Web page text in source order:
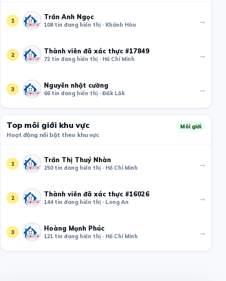
1 Trần Anh Ngọc
108 tin đang hiển thị · Khánh Hòa →
2 Thành viên đã xác thực #17849
72 tin đang hiển thị · Hồ Chí Minh →
3 Nguyễn nhật cường
66 tin đang hiển thị · Đắk Lắk →
Top môi giới khu vực
Hoạt động nổi bật theo khu vực
Môi giới
1 Trần Thị Thuý Nhàn
250 tin đang hiển thị · Hồ Chí Minh →
2 Thành viên đã xác thực #16026
144 tin đang hiển thị · Long An →
3 Hoàng Mạnh Phúc
121 tin đang hiển thị · Hồ Chí Minh →